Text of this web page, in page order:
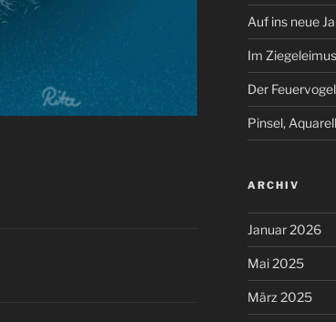
Auf ins neue
Im
Der Feuervogel
Pinsel,
ARCHIV
Januar 2026
Mai 2025
März 2025